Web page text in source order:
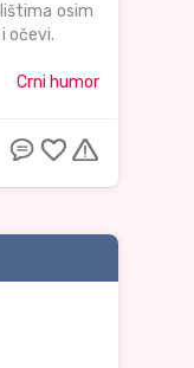
osim
očevi.
Crni humor